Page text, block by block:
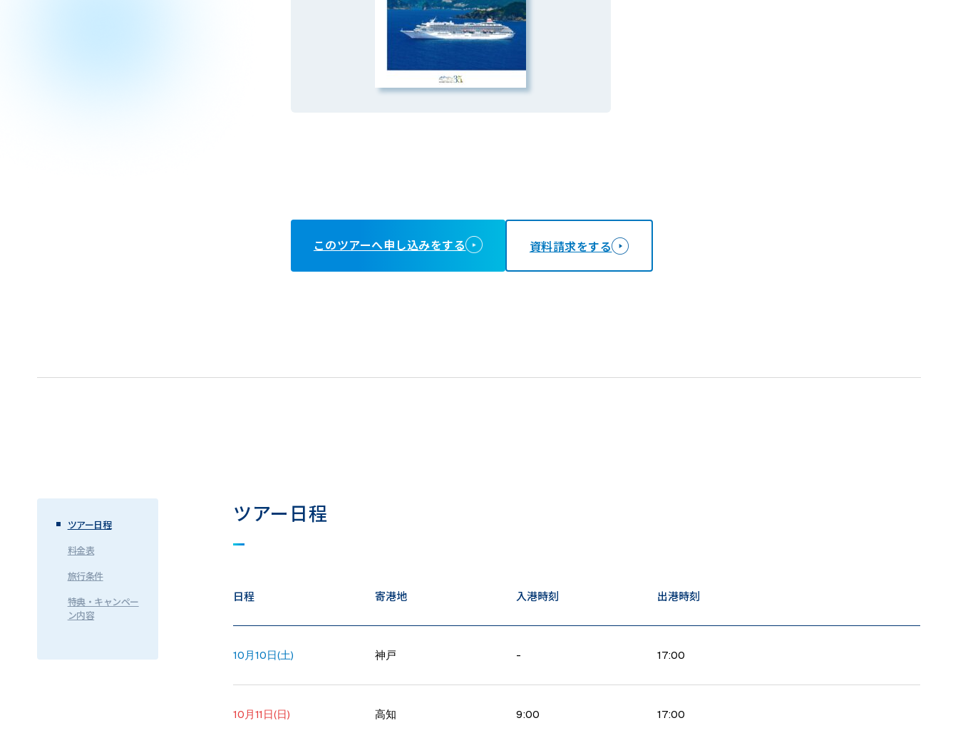
このツアーへ申し込みをする 資料請求をする
ツアー日程
料金表
旅行条件
特典・キャンペー
ン内容
ツアー日程
日程 寄港地 入港時刻 出港時刻
10月10日(土) 神戸 - 17:00
10月11日(日) 高知 9:00 17:00